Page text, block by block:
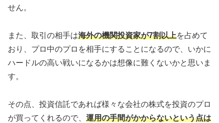
せん。
また、取引の相手は海外の機関投資家が7割以上を占めて
おり、プロ中のプロを相手にすることになるので、いかに
ハードルの高い戦いになるかは想像に難くないかと思いま
す。
その点、投資信託であれば様々な会社の株式を投資のプロ
が買ってくれるので、 運用の手間がかからないという点は